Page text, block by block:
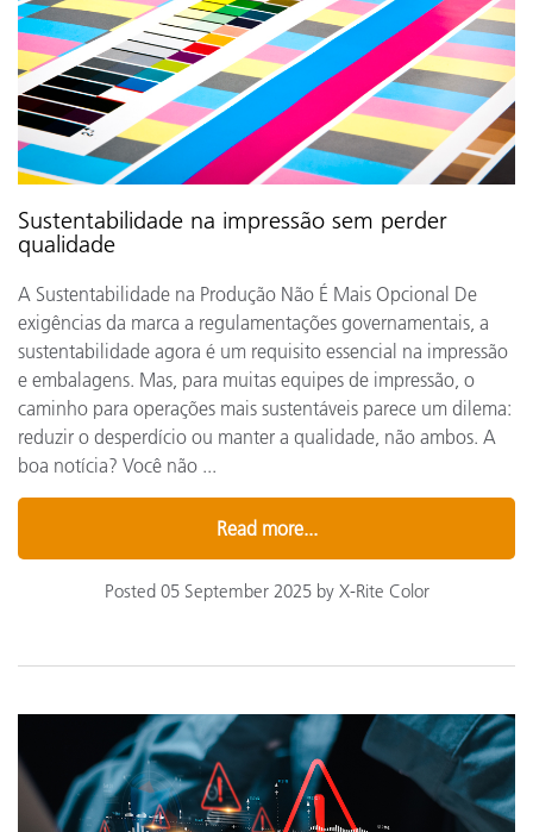
Sustentabilidade na impressão sem perder
qualidade
A Sustentabilidade na Produção Não É Mais Opcional De
exigências da marca a regulamentações governamentais, a
sustentabilidade agora é um requisito essencial na impressão
e embalagens. Mas, para muitas equipes de impressão, o
caminho para operações mais sustentáveis parece um dilema:
reduzir o desperdício ou manter a qualidade, não ambos. A
boa notícia? Você não ...
Read more...
Posted 05 September 2025 by X-Rite Color